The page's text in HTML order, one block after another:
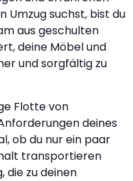
Umzug suchst, bist du
aus geschulten
deine Möbel und
und sorgfältig zu
Flotte von
deines
ob du nur ein paar
transportieren
die zu deinen